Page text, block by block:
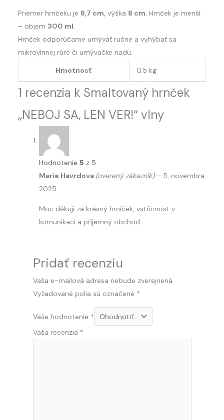
Priemer hrnčeku je 8,7 cm, výška 8 cm. Hrnček je menší
– objem 300 ml.
Hrnček odporúčame umývať ručne a vyhýbať sa
mikrovlnnej rúre či umývačke riadu.
Hmotnosť
0.5 kg
1 recenzia k Smaltovaný hrnček
„NEBOJ SA, LEN VER!“ vlny
Hodnotenie 5 z 5
Marie Havrdova (overený zákazník) – 5. novembra
2025
Moc děkuji za krásný hrníček, vstřícnost v
komunikaci a příjemný obchod.
Pridať recenziu
Vaša e-mailová adresa nebude zverejnená.
Vyžadované polia sú označené *
Vaše hodnotenie *
Vaša recenzia *